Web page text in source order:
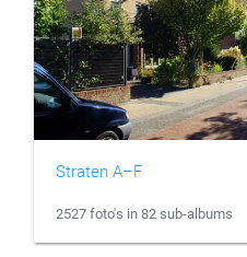
Straten A–F
2527 foto's in 82 sub-albums